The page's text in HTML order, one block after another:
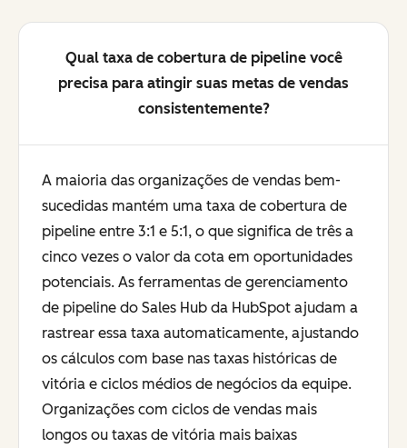
Qual taxa de cobertura de pipeline você
precisa para atingir suas metas de vendas
consistentemente?
A maioria das organizações de vendas bem-
sucedidas mantém uma taxa de cobertura de
pipeline entre 3:1 e 5:1, o que significa de três a
cinco vezes o valor da cota em oportunidades
potenciais. As ferramentas de gerenciamento
de pipeline do Sales Hub da HubSpot ajudam a
rastrear essa taxa automaticamente, ajustando
os cálculos com base nas taxas históricas de
vitória e ciclos médios de negócios da equipe.
Organizações com ciclos de vendas mais
longos ou taxas de vitória mais baixas